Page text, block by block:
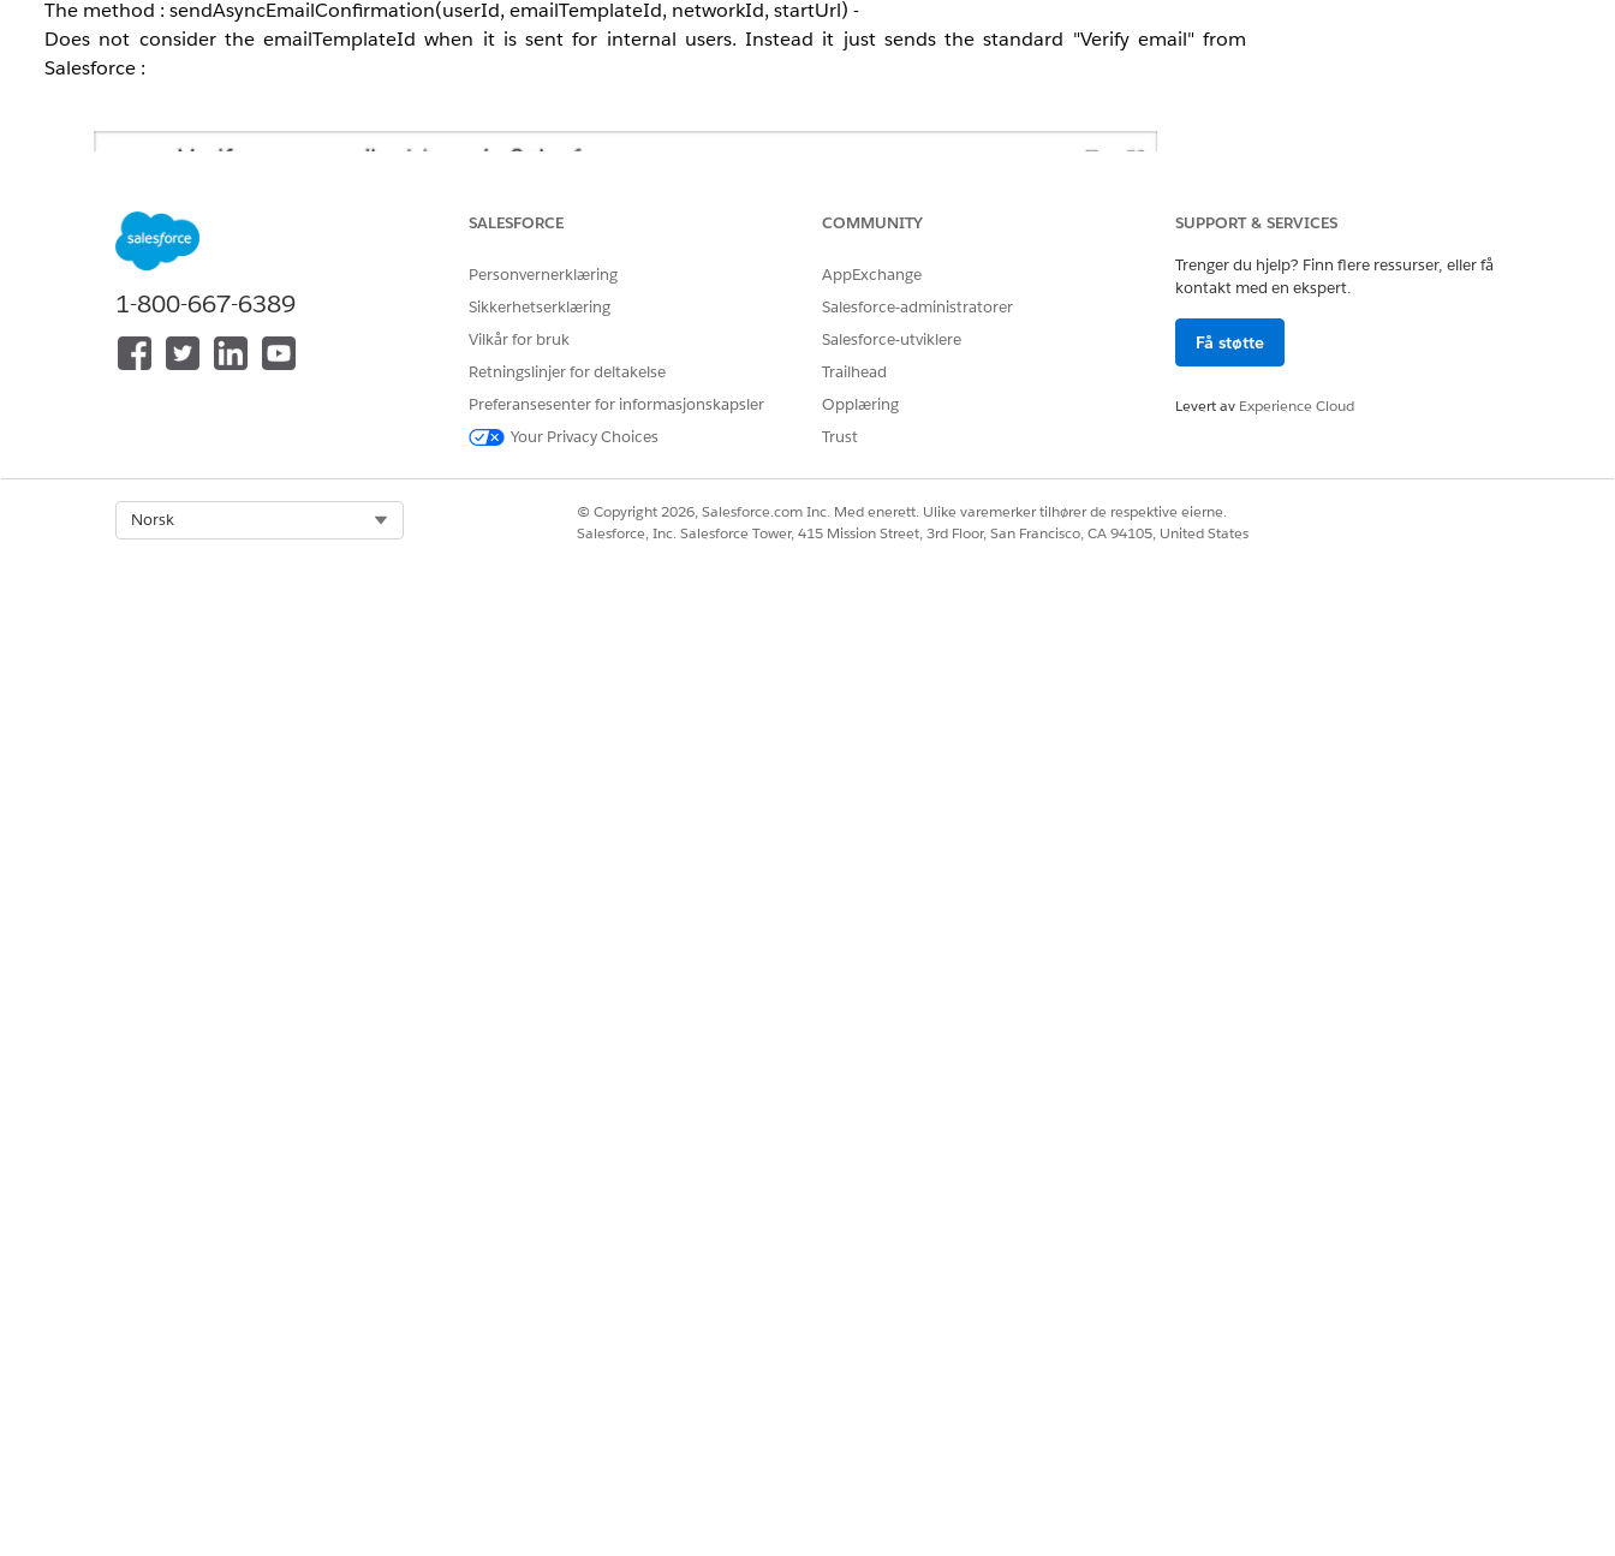
The method : sendAsyncEmailConfirmation(userId, emailTemplateId, networkId, startUrl) -
Does not consider the emailTemplateId when it is sent for internal users. Instead it just sends the standard "Verify email" from
Salesforce :
1-800-667-6389
SALESFORCE
Personvernerklæring
Sikkerhetserklæring
Vilkår for bruk
Retningslinjer for deltakelse
Preferansesenter for informasjonskapsler
Your Privacy Choices
COMMUNITY
AppExchange
Salesforce-administratorer
Salesforce-utviklere
Trailhead
Opplæring
Trust
SUPPORT & SERVICES
Trenger du hjelp? Finn flere ressurser, eller få
kontakt med en ekspert.
Få støtte
Levert av Experience Cloud
Norsk
© Copyright 2026, Salesforce.com Inc. Med enerett. Ulike varemerker tilhører de respektive eierne.
Salesforce, Inc. Salesforce Tower, 415 Mission Street, 3rd Floor, San Francisco, CA 94105, United States